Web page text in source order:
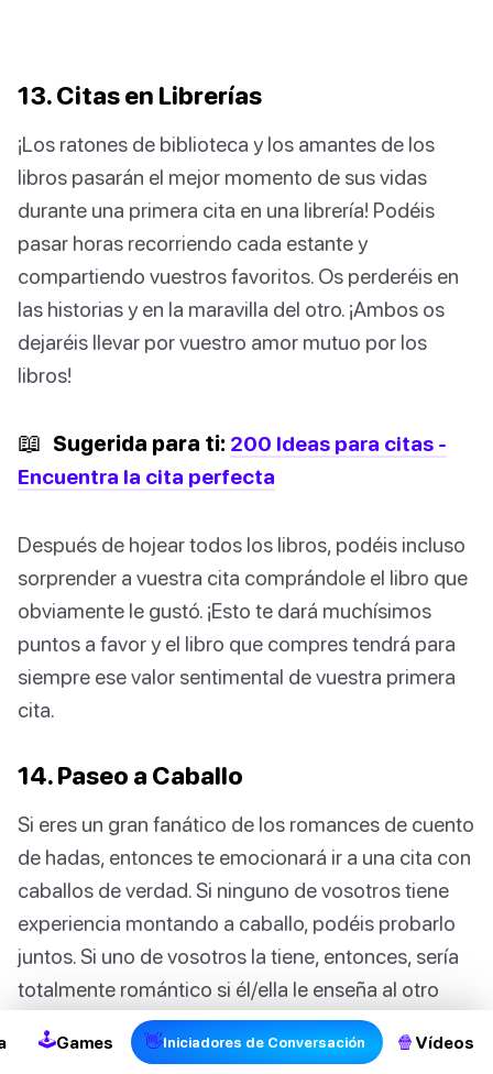
13. Citas en Librerías
¡Los ratones de biblioteca y los amantes de los
libros pasarán el mejor momento de sus vidas
durante una primera cita en una librería! Podéis
pasar horas recorriendo cada estante y
compartiendo vuestros favoritos. Os perderéis en
las historias y en la maravilla del otro. ¡Ambos os
dejaréis llevar por vuestro amor mutuo por los
libros!
📖 Sugerida para ti: 200 Ideas para citas -
Encuentra la cita perfecta
Después de hojear todos los libros, podéis incluso
sorprender a vuestra cita comprándole el libro que
obviamente le gustó. ¡Esto te dará muchísimos
puntos a favor y el libro que compres tendrá para
siempre ese valor sentimental de vuestra primera
cita.
14. Paseo a Caballo
Si eres un gran fanático de los romances de cuento
de hadas, entonces te emocionará ir a una cita con
caballos de verdad. Si ninguno de vosotros tiene
experiencia montando a caballo, podéis probarlo
juntos. Si uno de vosotros la tiene, entonces, sería
totalmente romántico si él/ella le enseña al otro
cómo hacerlo. Después de unas cuantas vueltas,
podéis ir por el sendero más romántico que hayáis
🕹Games 👋Iniciadores de Conversación 🍿 Vídeos